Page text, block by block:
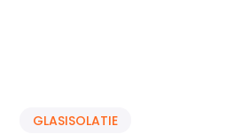
GLASISOLATIE